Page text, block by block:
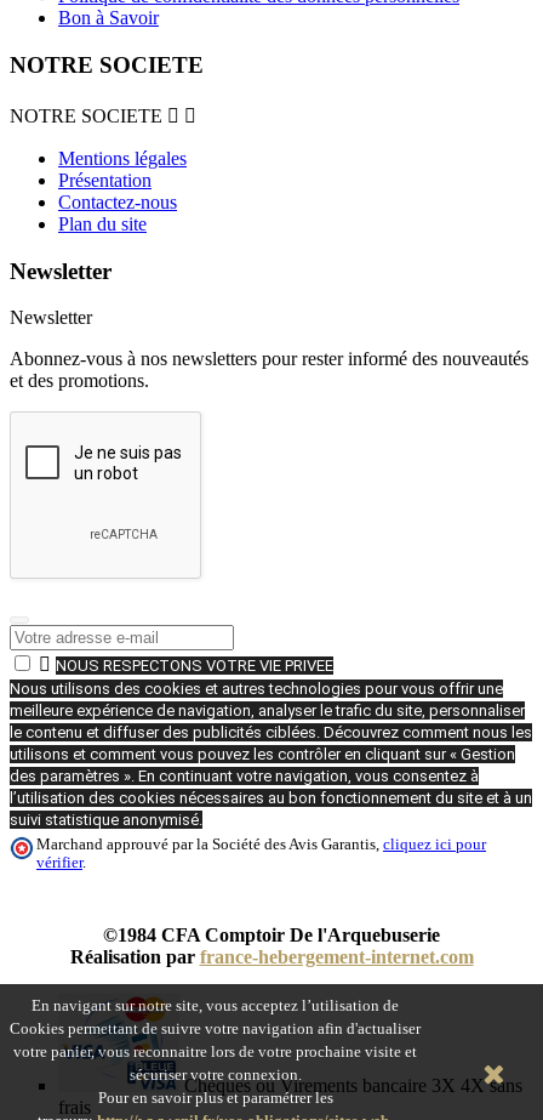
En navigant sur notre site, vous acceptez l’utilisation de
Cookies permettant de suivre votre navigation afin d'actualiser
votre panier, vous reconnaitre lors de votre prochaine visite et
sécuriser votre connexion.
Pour en savoir plus et paramétrer les
Bon à Savoir
NOTRE SOCIETE
NOTRE SOCIETE  
Mentions légales
Présentation
Contactez-nous
Plan du site
Newsletter
Newsletter
Abonnez-vous à nos newsletters pour rester informé des nouveautés
et des promotions.
 NOUS RESPECTONS VOTRE VIE PRIVEE
Nous utilisons des cookies et autres technologies pour vous offrir une
meilleure expérience de navigation, analyser le trafic du site, personnaliser
le contenu et diffuser des publicités ciblées. Découvrez comment nous les
utilisons et comment vous pouvez les contrôler en cliquant sur « Gestion
des paramètres ». En continuant votre navigation, vous consentez à
l’utilisation des cookies nécessaires au bon fonctionnement du site et à un
suivi statistique anonymisé.
Marchand approuvé par la Société des Avis Garantis, cliquez ici pour
vérifier.
©1984 CFA Comptoir De l'Arquebuserie
Réalisation par france-hebergement-internet.com
Chèques ou Virements bancaire 3X 4X sans
frais